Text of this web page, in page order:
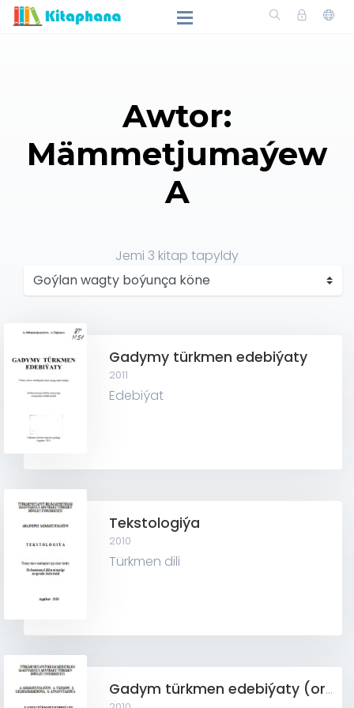
Awtor:
Mämmetjumaýew
A
Jemi 3 kitap tapyldy
Gadymy türkmen edebiýaty
2011
Edebiýat
Tekstologiýa
2010
Türkmen dili
Gadym türkmen edebiýaty (orta asyrlar) II